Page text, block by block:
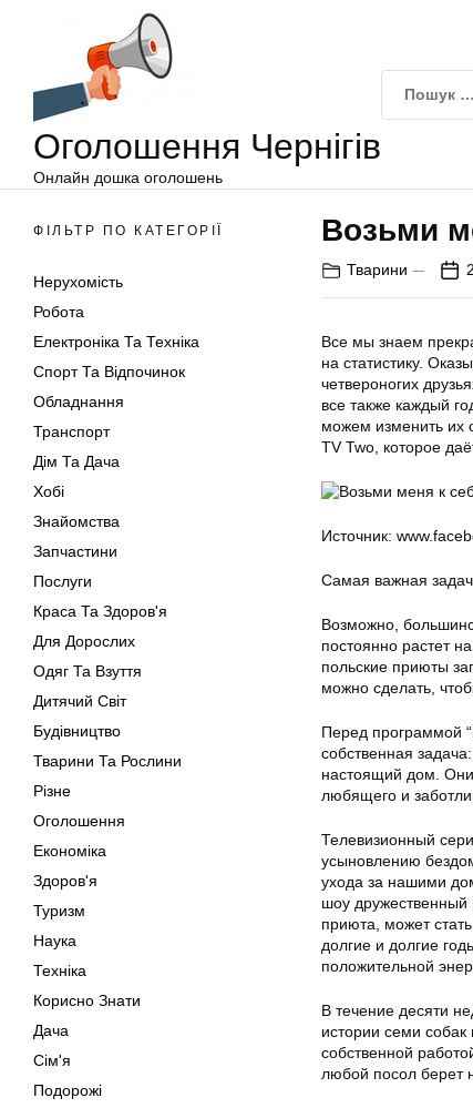
Оголошення Чернігів
Онлайн дошка оголошень
ФІЛЬТР ПО КАТЕГОРІЇ
Нерухомість
Робота
Електроніка Та Техніка
Спорт Та Відпочинок
Обладнання
Транспорт
Дім Та Дача
Хобі
Знайомства
Запчастини
Послуги
Краса Та Здоров'я
Для Дорослих
Одяг Та Взуття
Дитячий Світ
Будівництво
Тварини Та Рослини
Різне
Оголошення
Економіка
Здоров'я
Туризм
Наука
Техніка
Корисно Знати
Дача
Сім'я
Подорожі
Возьми
Тварини
Все мы знаем
на статистику.
четвероногих
все также каждый
можем изменить их
TV Two, которое
Источник:
Самая важная
Возможно,
постоянно растет
польские приюты
можно сделать,
Перед программой
собственная
настоящий дом. Они
любящего и
Телевизионный
усыновлению
ухода за нашими
шоу дружественный
приюта, может
долгие и долгие
положительной
В течение десяти
истории семи
собственной
любой посол берет